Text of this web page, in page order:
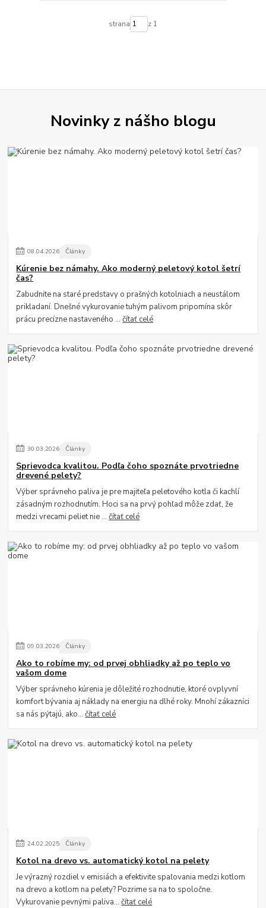
strana z 1
Novinky z nášho blogu
08.04.2026 Články
Kúrenie bez námahy. Ako moderný peletový kotol šetrí
čas?
Zabudnite na staré predstavy o prašných kotolniach a neustálom
prikladaní. Dnešné vykurovanie tuhým palivom pripomína skôr
prácu precízne nastaveného ...čítať celé
30.03.2026 Články
Sprievodca kvalitou. Podľa čoho spoznáte prvotriedne
drevené pelety?
Výber správneho paliva je pre majiteľa peletového kotla či kachlí
zásadným rozhodnutím. Hoci sa na prvý pohľad môže zdať, že
medzi vrecami peliet nie ...čítať celé
09.03.2026 Články
Ako to robíme my: od prvej obhliadky až po teplo vo
vašom dome
Výber správneho kúrenia je dôležité rozhodnutie, ktoré ovplyvní
komfort bývania aj náklady na energiu na dlhé roky. Mnohí zákazníci
sa nás pýtajú, ako...čítať celé
24.02.2025 Články
Kotol na drevo vs. automatický kotol na pelety
Je výrazný rozdiel v emisiách a efektivite spaľovania medzi kotlom
na drevo a kotlom na pelety? Pozrime sa na to spoločne.
Vykurovanie pevnými paliva...čítať celé